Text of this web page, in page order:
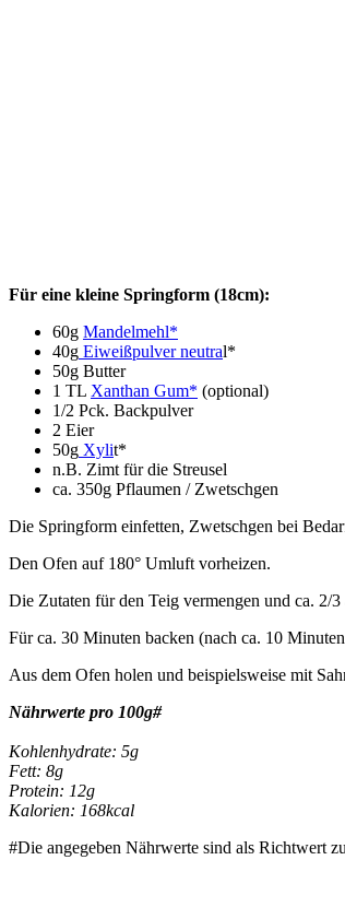
Für eine kleine Springform (18cm):
60g Mandelmehl*
40g Eiweißpulver neutral*
50g Butter
1 TL Xanthan Gum* (optional)
1/2 Pck. Backpulver
2 Eier
50g Xylit*
n.B. Zimt für die Streusel
ca. 350g Pflaumen / Zwetschgen
Die Springform einfetten, Zwetschgen bei
Den Ofen auf 180° Umluft vorheizen.
Die Zutaten für den Teig vermengen und ca. 2/
Für ca. 30 Minuten backen (nach ca. 10
Aus dem Ofen holen und beispielsweise mit
Nährwerte pro 100g#
Kohlenhydrate: 5g
Fett: 8g
Protein: 12g
Kalorien: 168kcal
#Die angegeben Nährwerte sind als Richtwert